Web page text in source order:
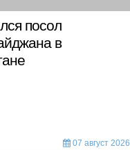
посол
в
07 август 2026